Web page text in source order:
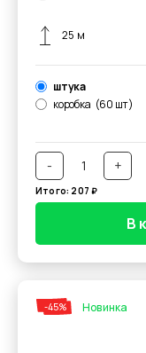
25 м
штука
коробка (60 шт)
- +
Итого: 207 ₽
В
-45% Новинка